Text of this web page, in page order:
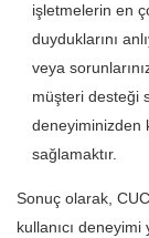
işletmelerin en
duyduklarını
veya
müşteri desteği
deneyiminizden
sağlamaktır.
Sonuç olarak,
kullanıcı